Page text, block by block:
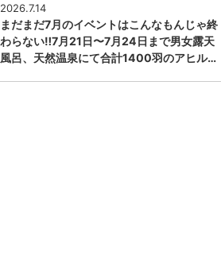
2026.7.14
まだまだ7月のイベントはこんなもんじゃ終
わらない‼️7月21日〜7月24日まで男女露天
風呂、天然温泉にて合計1400羽のアヒル…